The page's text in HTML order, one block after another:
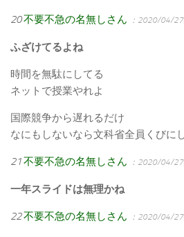
20不要不急の名無しさん ：2020/04/
ふざけてるよね
時間を無駄にしてる
ネットで授業やれよ
国際競争から遅れるだけ
なにもしないなら文科省全員くびに
21不要不急の名無しさん ：2020/04/
一年スライドは無理かね
22不要不急の名無しさん ：2020/04/